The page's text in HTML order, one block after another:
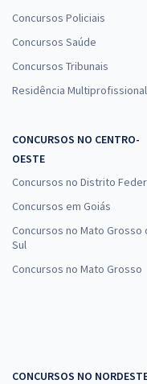
Concursos Policiais
Concursos Saúde
Concursos Tribunais
Residência Multiprofissional
CONCURSOS NO CENTRO-
OESTE
Concursos no Distrito
Concursos em Goiás
Concursos no Mato Grosso
Sul
Concursos no Mato Grosso
CONCURSOS NO